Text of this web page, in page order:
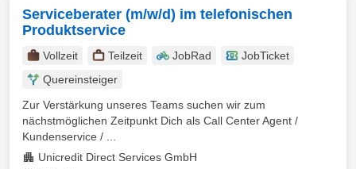
Serviceberater (m/w/d) im telefonischen
Produktservice
Vollzeit Teilzeit JobRad
JobTicket
Quereinsteiger
Zur Verstärkung unseres Teams suchen wir zum
nächstmöglichen Zeitpunkt Dich als Call Center Agent /
Kundenservice / ...
Unicredit Direct Services GmbH